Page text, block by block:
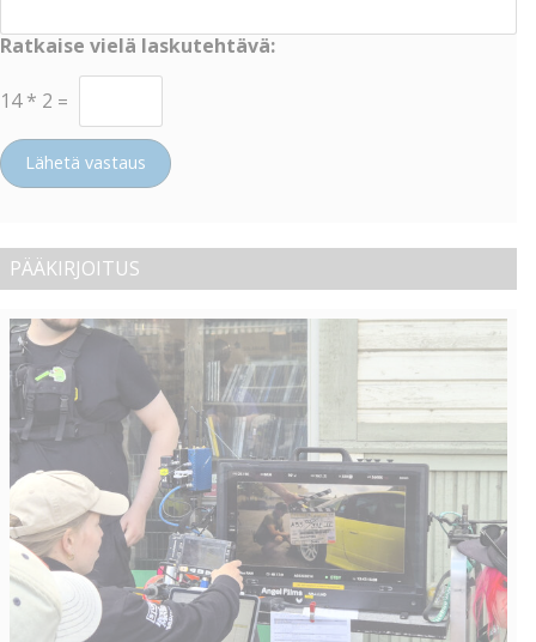
Ratkaise vielä laskutehtävä:
14 * 2 =
Lähetä vastaus
PÄÄKIRJOITUS